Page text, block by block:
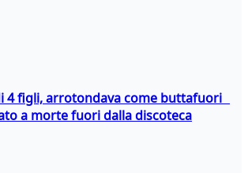
4 figli, arrotondava come buttafuori
a morte fuori dalla discoteca